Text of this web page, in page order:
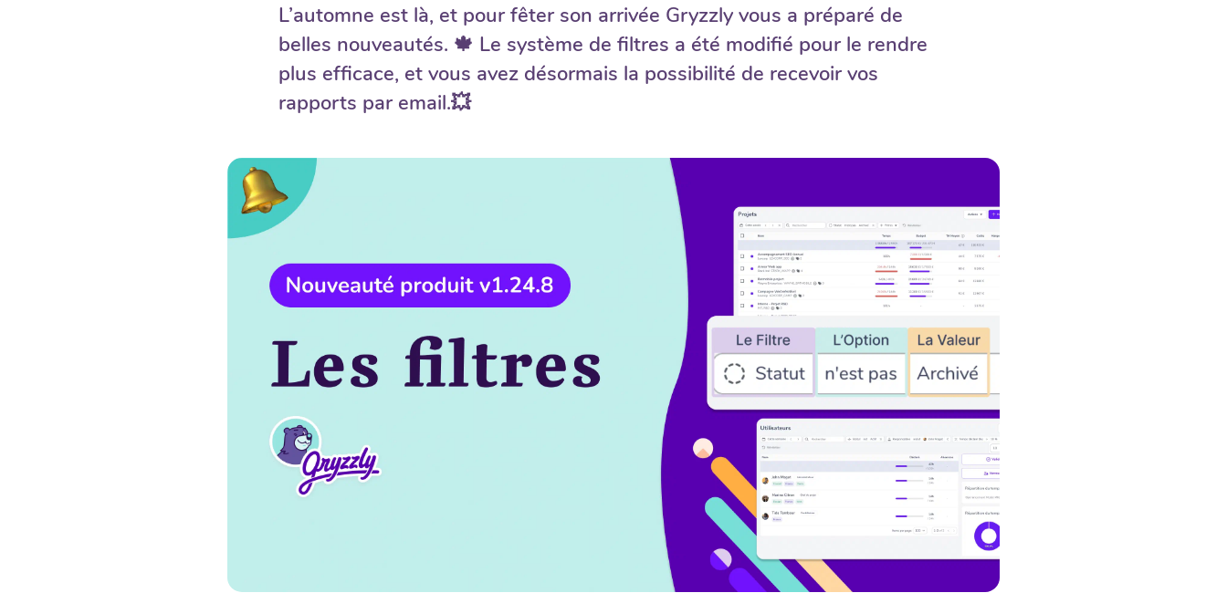
L’automne est là, et pour fêter son arrivée Gryzzly vous a préparé de
belles nouveautés. 🍁 Le système de filtres a été modifié pour le rendre
plus efficace, et vous avez désormais la possibilité de recevoir vos
rapports par email.💥